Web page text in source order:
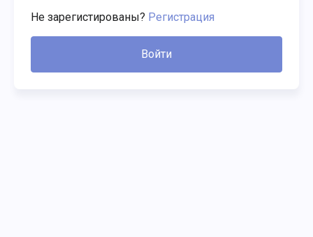
Не зарегистированы? Регистрация